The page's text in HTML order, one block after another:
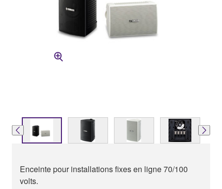
Enceinte pour installations fixes en ligne 70/100
volts.